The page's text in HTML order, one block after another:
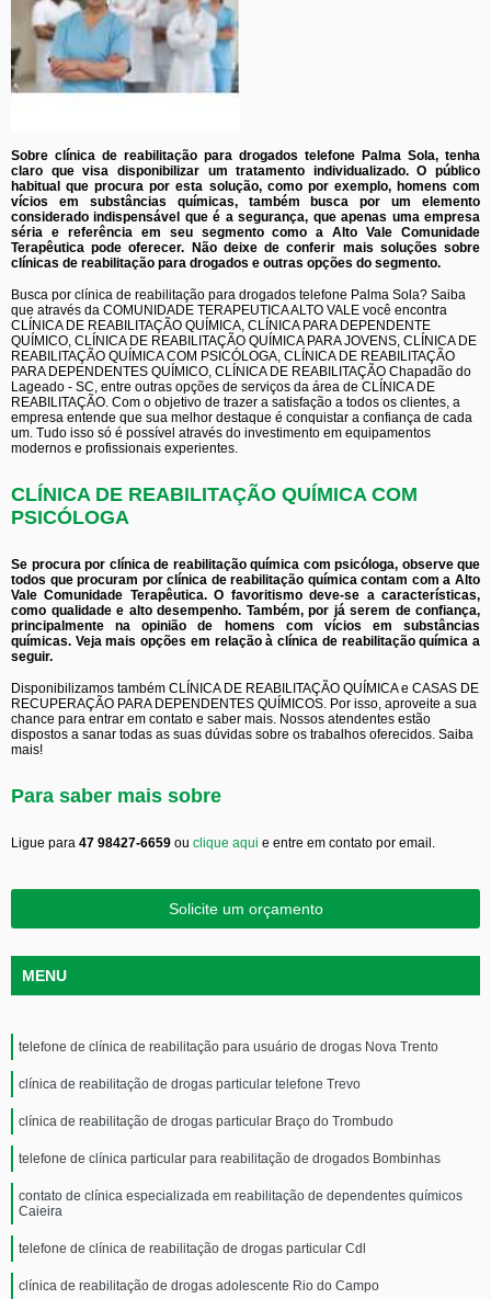
Sobre clínica de reabilitação para drogados telefone Palma Sola, tenha
claro que visa disponibilizar um tratamento individualizado. O público
habitual que procura por esta solução, como por exemplo, homens com
vícios em substâncias químicas, também busca por um elemento
considerado indispensável que é a segurança, que apenas uma empresa
séria e referência em seu segmento como a Alto Vale Comunidade
Terapêutica pode oferecer. Não deixe de conferir mais soluções sobre
clínicas de reabilitação para drogados e outras opções do segmento.
Busca por clínica de reabilitação para drogados telefone Palma Sola? Saiba
que através da COMUNIDADE TERAPEUTICA ALTO VALE você encontra
CLÍNICA DE REABILITAÇÃO QUÍMICA, CLÍNICA PARA DEPENDENTE
QUÍMICO, CLÍNICA DE REABILITAÇÃO QUÍMICA PARA JOVENS, CLÍNICA DE
REABILITAÇÃO QUÍMICA COM PSICÓLOGA, CLÍNICA DE REABILITAÇÃO
PARA DEPENDENTES QUÍMICO, CLÍNICA DE REABILITAÇÃO Chapadão do
Lageado - SC, entre outras opções de serviços da área de CLÍNICA DE
REABILITAÇÃO. Com o objetivo de trazer a satisfação a todos os clientes, a
empresa entende que sua melhor destaque é conquistar a confiança de cada
um. Tudo isso só é possível através do investimento em equipamentos
modernos e profissionais experientes.
CLÍNICA DE REABILITAÇÃO QUÍMICA COM
PSICÓLOGA
Se procura por clínica de reabilitação química com psicóloga, observe que
todos que procuram por clínica de reabilitação química contam com a Alto
Vale Comunidade Terapêutica. O favoritismo deve-se a características,
como qualidade e alto desempenho. Também, por já serem de confiança,
principalmente na opinião de homens com vícios em substâncias
químicas. Veja mais opções em relação à clínica de reabilitação química a
seguir.
Disponibilizamos também CLÍNICA DE REABILITAÇÃO QUÍMICA e CASAS DE
RECUPERAÇÃO PARA DEPENDENTES QUÍMICOS. Por isso, aproveite a sua
chance para entrar em contato e saber mais. Nossos atendentes estão
dispostos a sanar todas as suas dúvidas sobre os trabalhos oferecidos. Saiba
mais!
Para saber mais sobre
Ligue para 47 98427-6659 ou clique aqui e entre em contato por email.
Solicite um orçamento
MENU
telefone de clínica de reabilitação para usuário de drogas Nova Trento
clínica de reabilitação de drogas particular telefone Trevo
clínica de reabilitação de drogas particular Braço do Trombudo
telefone de clínica particular para reabilitação de drogados Bombinhas
contato de clínica especializada em reabilitação de dependentes químicos
Caieira
telefone de clínica de reabilitação de drogas particular Cdl
clínica de reabilitação de drogas adolescente Rio do Campo